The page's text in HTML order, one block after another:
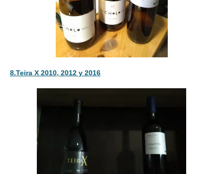
8.Teira X 2010, 2012 y 2016